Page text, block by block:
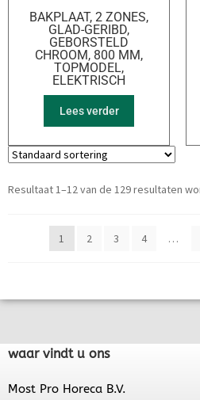
BAKPLAAT, 2 ZONES,
GLAD-GERIBD,
GEBORSTELD
CHROOM, 800 MM,
TOPMODEL,
ELEKTRISCH
Lees verder
Resultaat 1–12 van de 129 resultaten
1 2 3 4 …
waar vindt u ons
Most Pro Horeca B.V.